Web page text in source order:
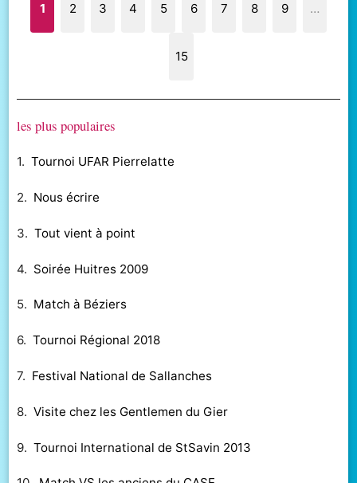
1 2 3 4 5 6 7 8 9 …
15
les plus populaires
1.Tournoi UFAR Pierrelatte
2. Nous écrire
3.Tout vient à point
4. Soirée Huitres 2009
5. Match à Béziers
6.Tournoi Régional 2018
7. Festival National de Sallanches
8.Visite chez les Gentlemen du Gier
9.Tournoi International de StSavin 2013